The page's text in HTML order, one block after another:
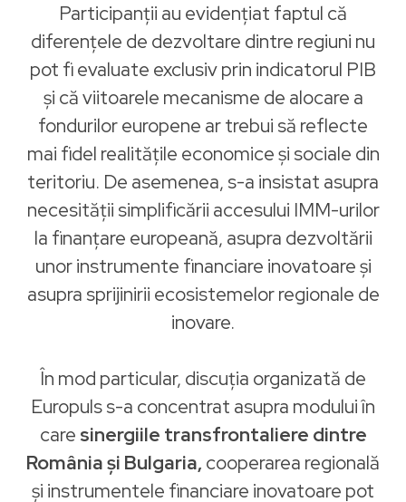
Participanții au evidențiat faptul că
diferențele de dezvoltare dintre regiuni nu
pot fi evaluate exclusiv prin indicatorul PIB
și că viitoarele mecanisme de alocare a
fondurilor europene ar trebui să reflecte
mai fidel realitățile economice și sociale din
teritoriu. De asemenea, s-a insistat asupra
necesității simplificării accesului IMM-urilor
la finanțare europeană, asupra dezvoltării
unor instrumente financiare inovatoare și
asupra sprijinirii ecosistemelor regionale de
inovare.
În mod particular, discuția organizată de
Europuls s-a concentrat asupra modului în
care sinergiile transfrontaliere dintre
România și Bulgaria, cooperarea regională
și instrumentele financiare inovatoare pot